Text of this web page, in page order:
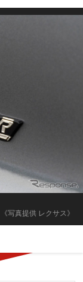
《写真提供 レクサス》